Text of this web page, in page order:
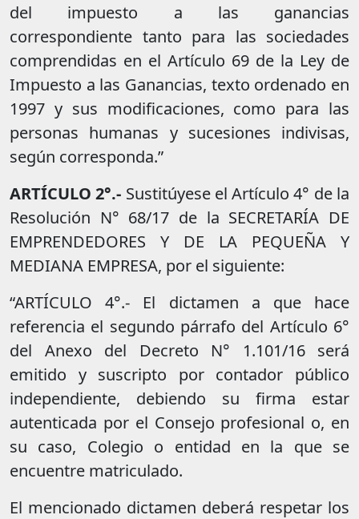
del impuesto a las ganancias
correspondiente tanto para las sociedades
comprendidas en el Artículo 69 de la Ley de
Impuesto a las Ganancias, texto ordenado en
1997 y sus modificaciones, como para las
personas humanas y sucesiones indivisas,
según corresponda.”
ARTÍCULO 2°.- Sustitúyese el Artículo 4° de la
Resolución N° 68/17 de la SECRETARÍA DE
EMPRENDEDORES Y DE LA PEQUEÑA Y
MEDIANA EMPRESA, por el siguiente:
“ARTÍCULO 4°.- El dictamen a que hace
referencia el segundo párrafo del Artículo 6°
del Anexo del Decreto N° 1.101/16 será
emitido y suscripto por contador público
independiente, debiendo su firma estar
autenticada por el Consejo profesional o, en
su caso, Colegio o entidad en la que se
encuentre matriculado.
El mencionado dictamen deberá respetar los